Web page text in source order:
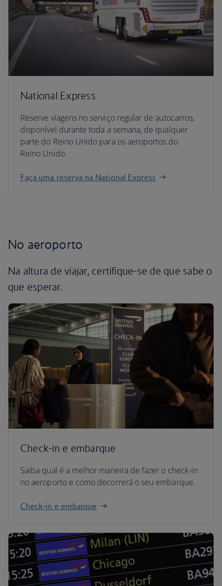
National Express
Reserve viagens no serviço regular de autocarros,
disponível durante toda a semana, de qualquer
parte do Reino Unido para os aeroportos do
Reino Unido.
Faça uma reserva na National Express
No aeroporto
Na altura de viajar, certifique-se de que sabe o
que esperar.
Check-in e embarque
Saiba qual é a melhor maneira de fazer o check-in
no aeroporto e como decorrerá o seu embarque.
Check-in e embarque